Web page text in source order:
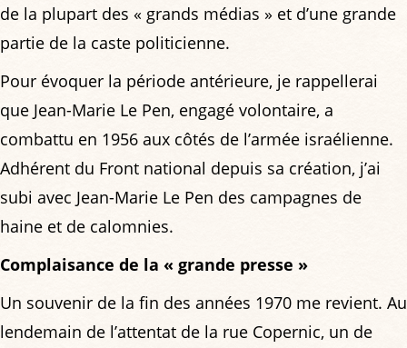
de la plupart des « grands médias » et d’une grande
partie de la caste politicienne.
Pour évoquer la période antérieure, je rappellerai
que Jean-Marie Le Pen, engagé volontaire, a
combattu en 1956 aux côtés de l’armée israélienne.
Adhérent du Front national depuis sa création, j’ai
subi avec Jean-Marie Le Pen des campagnes de
haine et de calomnies.
Complaisance de la « grande presse »
Un souvenir de la fin des années 1970 me revient. Au
lendemain de l’attentat de la rue Copernic, un de